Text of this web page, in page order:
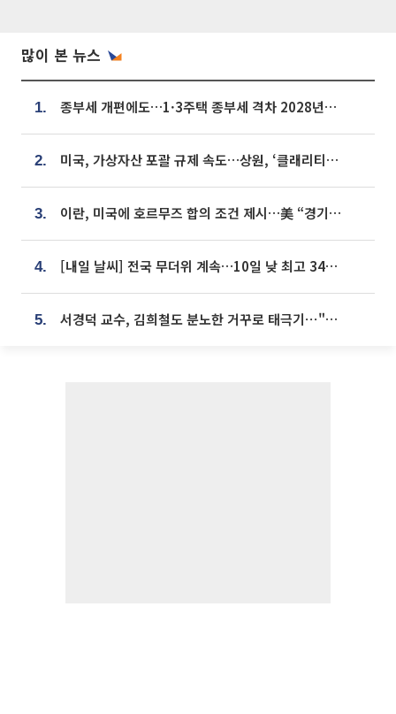
많이 본 뉴스
1. 종부세 개편에도…1·3주택 종부세 격차 2028년부터 확대
2. 미국, 가상자산 포괄 규제 속도…상원, ‘클래리티법’ 9월 절차투표 추진
3. 이란, 미국에 호르무즈 합의 조건 제시…美 “경기 아직 안 끝나” [종합]
4. [내일 날씨] 전국 무더위 계속…10일 낮 최고 34도 육박
5. 서경덕 교수, 김희철도 분노한 거꾸로 태극기⋯"엉터리는 아냐, 아쉬울 뿐"